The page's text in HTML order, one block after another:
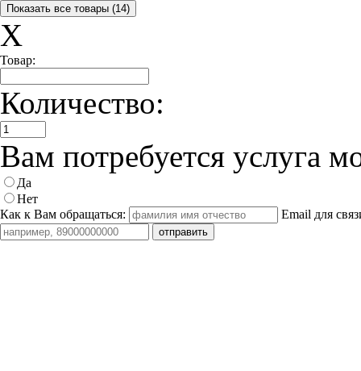
X
Товар:
Количество:
Вам потребуется услуга
Да
Нет
Как к Вам обращаться:
Email для